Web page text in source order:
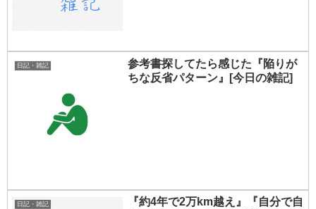
日記・雑記
参考書探してたら感じた『陥りが
ちな反省パターン』[今日の雑記]
日記・雑記
『約4年で2万km越え』『自分で自